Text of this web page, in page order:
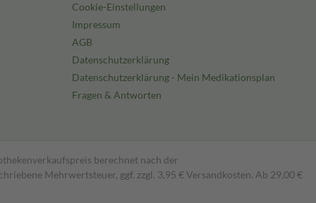
Cookie-Einstellungen
Impressum
AGB
Datenschutzerklärung
Datenschutzerklärung - Mein Medikationsplan
Fragen & Antworten
berechnet nach der
Mehrwertsteuer, ggf. zzgl. 3,95 € Versandkosten. Ab 29,00 €